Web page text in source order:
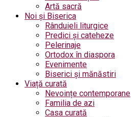
Artă sacră
Noi și Biserica
Rânduieli liturgice
Predici și cateheze
Pelerinaje
Ortodox în diaspora
Evenimente
Biserici și mănăstiri
Viață curată
Nevoințe contemporane
Familia de azi
Casa curată